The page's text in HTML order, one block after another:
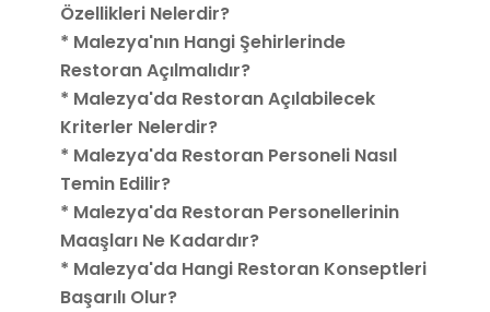
Özellikleri Nelerdir?
* Malezya'nın Hangi Şehirlerinde
Restoran Açılmalıdır?
* Malezya'da Restoran Açılabilecek
Kriterler Nelerdir?
* Malezya'da Restoran Personeli Nasıl
Temin Edilir?
* Malezya'da Restoran Personellerinin
Maaşları Ne Kadardır?
* Malezya'da Hangi Restoran Konseptleri
Başarılı Olur?